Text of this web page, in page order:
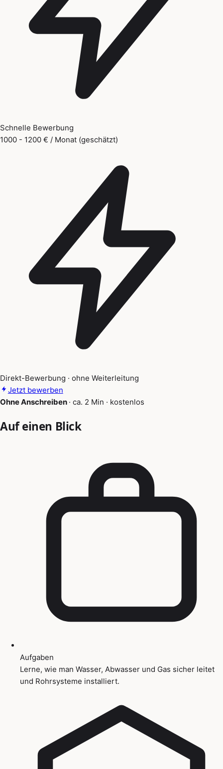
Schnelle Bewerbung
1000 - 1200 € / Monat (geschätzt)
Direkt-Bewerbung · ohne Weiterleitung
Jetzt bewerben
Ohne Anschreiben · ca. 2 Min · kostenlos
Auf einen Blick
Aufgaben
Lerne, wie man Wasser, Abwasser und Gas sicher leitet
und Rohrsysteme installiert.